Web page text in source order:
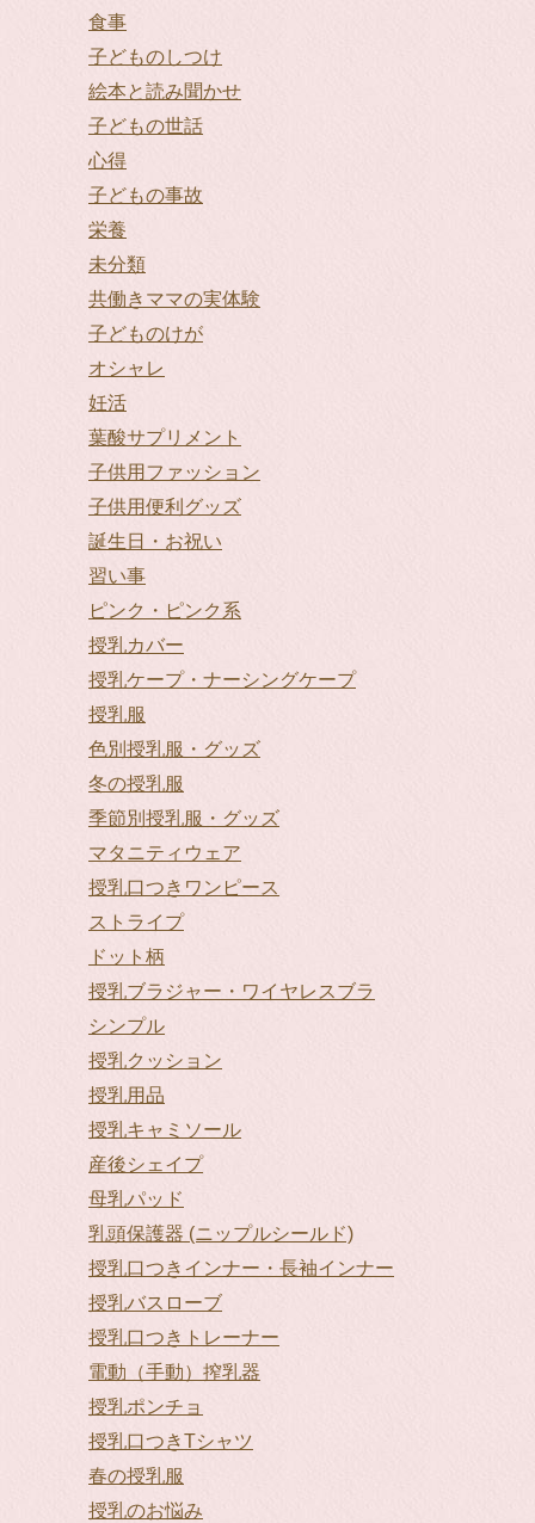
食事
子どものしつけ
絵本と読み聞かせ
子どもの世話
心得
子どもの事故
栄養
未分類
共働きママの実体験
子どものけが
オシャレ
妊活
葉酸サプリメント
子供用ファッション
子供用便利グッズ
誕生日・お祝い
習い事
ピンク・ピンク系
授乳カバー
授乳ケープ・ナーシングケープ
授乳服
色別授乳服・グッズ
冬の授乳服
季節別授乳服・グッズ
マタニティウェア
授乳口つきワンピース
ストライプ
ドット柄
授乳ブラジャー・ワイヤレスブラ
シンプル
授乳クッション
授乳用品
授乳キャミソール
産後シェイプ
母乳パッド
乳頭保護器 (ニップルシールド)
授乳口つきインナー・長袖インナー
授乳バスローブ
授乳口つきトレーナー
電動（手動）搾乳器
授乳ポンチョ
授乳口つきTシャツ
春の授乳服
授乳のお悩み